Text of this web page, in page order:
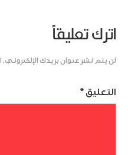
اترك تعليقاً
لن يتم نشر عنوان بريدك الإلكتروني.
التعليق *